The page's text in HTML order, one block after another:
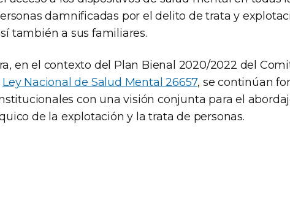
damnificadas por el delito de trata y
también a sus familiares.
en el contexto del Plan Bienal 2020/2022 del
Ley Nacional de Salud Mental 26657, se continúan
con una visión conjunta para el
de la explotación y la trata de personas.